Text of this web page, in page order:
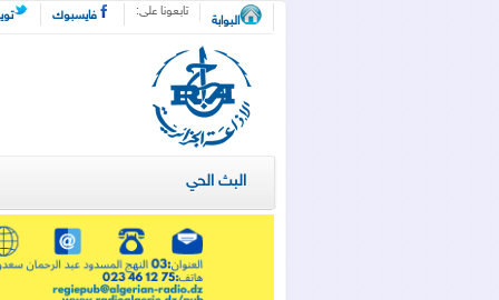
البوابة
تابعونا على: فايسبوك
الإذاعة
الجزائرية
- البث
الحي
البث الحي